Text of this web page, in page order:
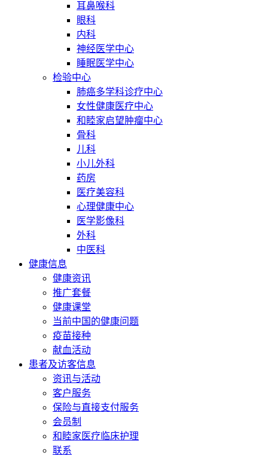
耳鼻喉科
眼科
内科
神经医学中心
睡眠医学中心
检验中心
肺癌多学科诊疗中心
女性健康医疗中心
和睦家启望肿瘤中心
骨科
儿科
小儿外科
药房
医疗美容科
心理健康中心
医学影像科
外科
中医科
健康信息
健康资讯
推广套餐
健康课堂
当前中国的健康问题
疫苗接种
献血活动
患者及访客信息
资讯与活动
客户服务
保险与直接支付服务
会员制
和睦家医疗临床护理
联系